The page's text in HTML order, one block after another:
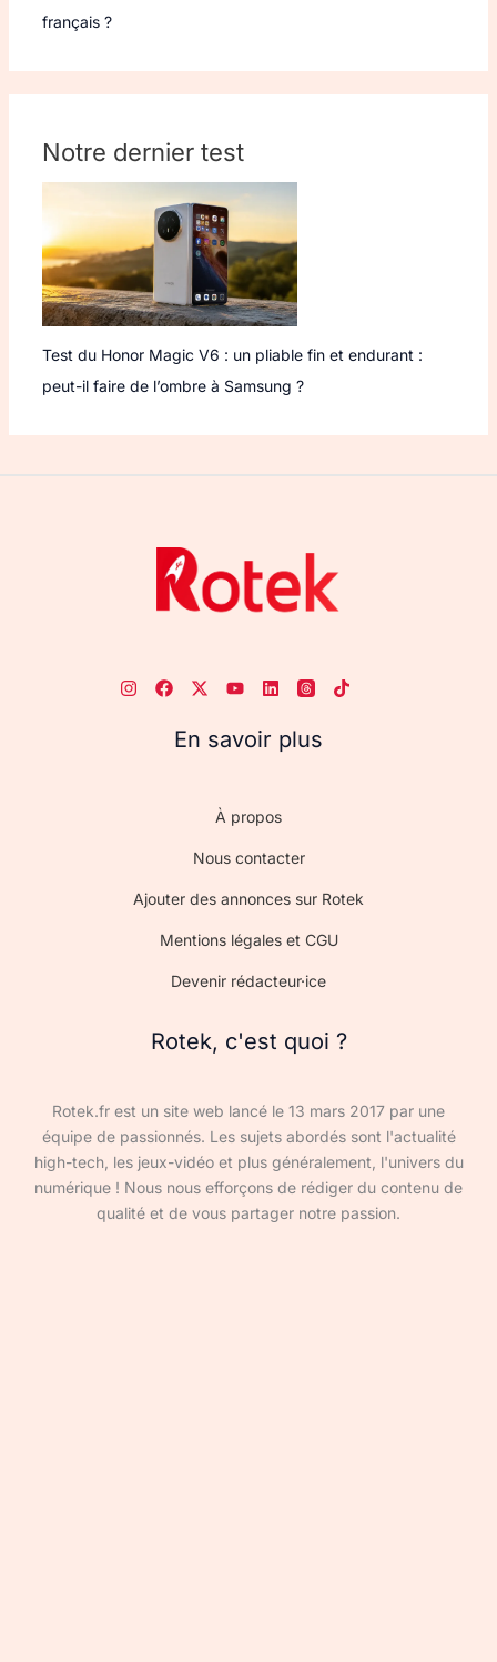
français ?
Notre dernier test
Test du Honor Magic V6 : un pliable fin et endurant :
peut-il faire de l’ombre à Samsung ?
En savoir plus
À propos
Nous contacter
Ajouter des annonces sur Rotek
Mentions légales et CGU
Devenir rédacteur·ice
Rotek, c'est quoi ?
Rotek.fr est un site web lancé le 13 mars 2017 par une
équipe de passionnés. Les sujets abordés sont l'actualité
high-tech, les jeux-vidéo et plus généralement, l'univers du
numérique ! Nous nous efforçons de rédiger du contenu de
qualité et de vous partager notre passion.